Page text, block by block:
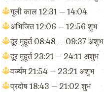
गुली काल 12:31 – 14:04
अभिजित 12:06 – 12:56 शुभ
दूर मुहूर्त 08:48 – 09:37 अशुभ
दूर मुहूर्त 23:21 – 24:11 अशुभ
वर्ज्यम 21:54 – 23:21 अशुभ
प्रदोष 18:43 – 21:02 शुभ